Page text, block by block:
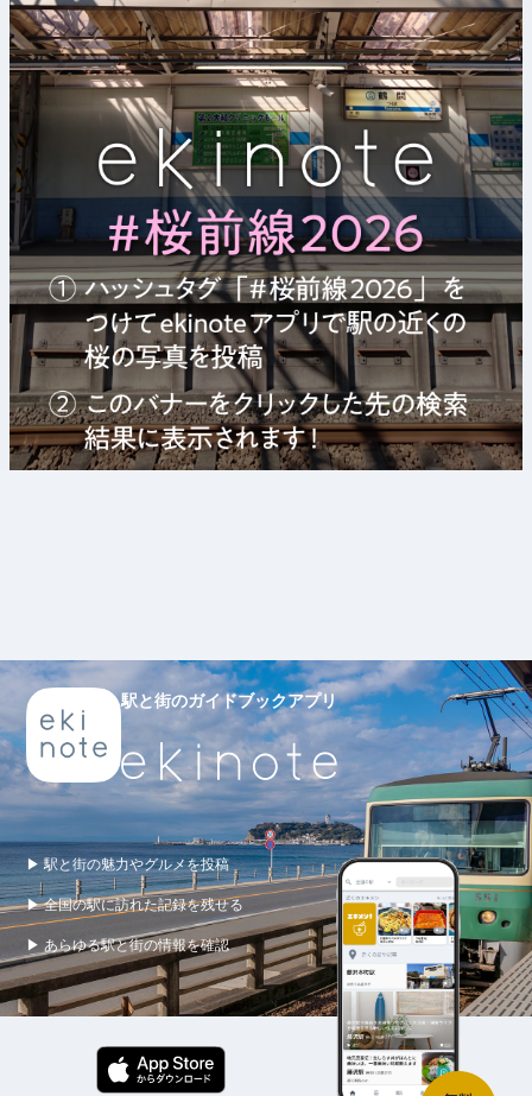
駅と街のガイドブックアプリ
▶ 駅と街の魅力やグルメを投稿
▶ 全国の駅に訪れた記録を残せる
▶ あらゆる駅と街の情報を確認